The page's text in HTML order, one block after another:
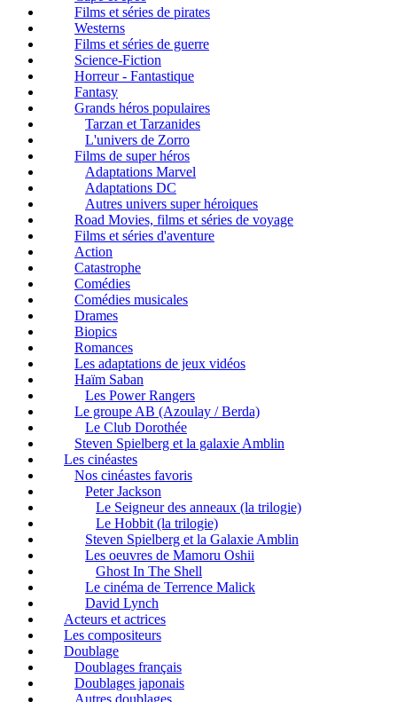
Films et séries de pirates
Westerns
Films et séries de guerre
Science-Fiction
Horreur - Fantastique
Fantasy
Grands héros populaires
Tarzan et Tarzanides
L'univers de Zorro
Films de super héros
Adaptations Marvel
Adaptations DC
Autres univers super héroiques
Road Movies, films et séries de voyage
Films et séries d'aventure
Action
Catastrophe
Comédies
Comédies musicales
Drames
Biopics
Romances
Les adaptations de jeux vidéos
Haïm Saban
Les Power Rangers
Le groupe AB (Azoulay / Berda)
Le Club Dorothée
Steven Spielberg et la galaxie Amblin
Les cinéastes
Nos cinéastes favoris
Peter Jackson
Le Seigneur des anneaux (la trilogie)
Le Hobbit (la trilogie)
Steven Spielberg et la Galaxie Amblin
Les oeuvres de Mamoru Oshii
Ghost In The Shell
Le cinéma de Terrence Malick
David Lynch
Acteurs et actrices
Les compositeurs
Doublage
Doublages français
Doublages japonais
Autres doublages